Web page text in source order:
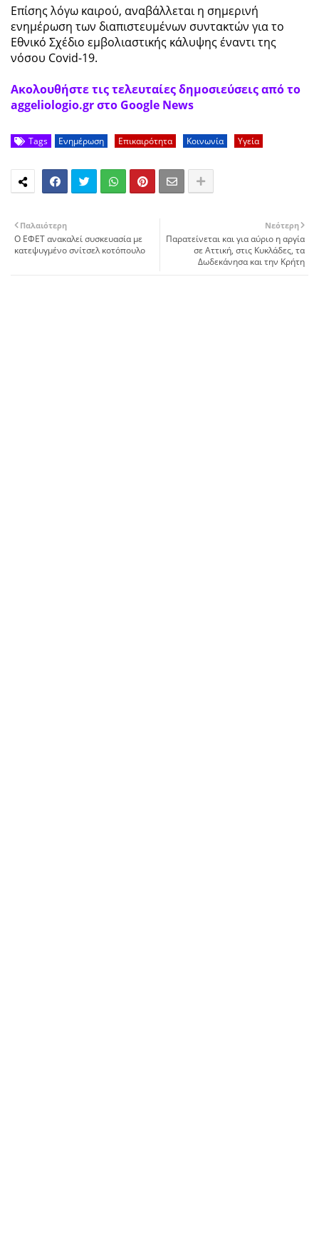
Επίσης λόγω καιρού, αναβάλλεται η σημερινή
ενημέρωση των διαπιστευμένων συντακτών για το
Εθνικό Σχέδιο εμβολιαστικής κάλυψης έναντι της
νόσου Covid-19.
Ακολουθήστε τις τελευταίες δημοσιεύσεις από το
aggeliologio.gr στο Google News
Tags Ενημέρωση Επικαιρότητα Κοινωνία Υγεία
Νεότερη
Παρατείνεται και για αύριο η αργία
σε Αττική, στις Κυκλάδες, τα
Δωδεκάνησα και την Κρήτη
Παλαιότερη
Ο ΕΦΕΤ ανακαλεί συσκευασία με
κατεψυγμένο σνίτσελ κοτόπουλο